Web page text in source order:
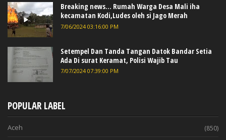
Breaking news... Rumah Warga Desa Mali iha
kecamatan Kodi,Ludes oleh si Jago Merah
7/06/2024 03:16:00 PM
Setempel Dan Tanda Tangan Datok Bandar Setia
Ada Di surat Keramat, Polisi Wajib Tau
7/07/2024 07:39:00 PM
POPULAR LABEL
Aceh (850)